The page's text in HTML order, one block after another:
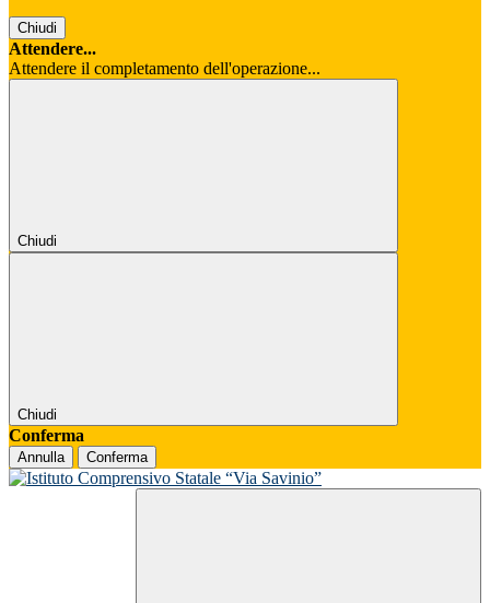
Chiudi
Attendere...
Attendere il completamento dell'operazione...
Chiudi
Chiudi
Conferma
Annulla Conferma